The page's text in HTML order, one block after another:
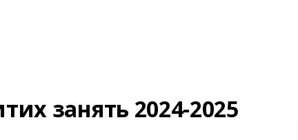
занять 2024-2025